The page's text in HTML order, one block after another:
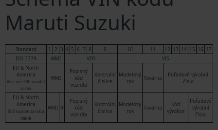
Maruti Suzuki
Standard 1 2 3 4 5 6 7 8 9 10 11 12 13 14 15 16 17
ISO 3779
WMI VDS
VIS
EU & North
America
Více než 500 vozidel
za rok
WMI
Popisný
kód
vozidla
Kontrolní
číslice
Modelový
rok
Továrna
Pořadové výrobní
číslo
EU & North
America
500 vozidel za rok a
méně
WMI 9
Popisný
kód
vozidla
Kontrolní
číslice
Modelový
rok
Továrna
Kód
výrobce
Pořadové
výrobní
číslo